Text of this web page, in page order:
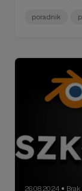
poradnik
26.08.2024 ●